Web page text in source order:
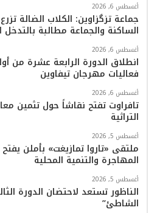
أغسطس 6, 2026
جماعة تزگزاوين: الكلاب الضالة
الساكنة والجماعة مطالبة بالتدخل
أغسطس 6, 2026
انطلاق الدورة الرابعة عشرة من
فعاليات مهرجان تيفاوين
أغسطس 6, 2026
تافراوت تفتح نقاشاً حول تثمين
التراثية
أغسطس 5, 2026
ملتقى «تاروا تمازيغت» بأملن
المهاجرة والتنمية المحلية
أغسطس 5, 2026
الناظور تستعد لاحتضان الدورة
الشاطئ”